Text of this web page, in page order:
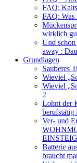
FAQ:
FAQ: Was
wirklich
Und
away :
Grundlagen
Sauberes
Wieviel
Wieviel
2
Lohnt der
berufstätig
Ver- und
Batterie
braucht